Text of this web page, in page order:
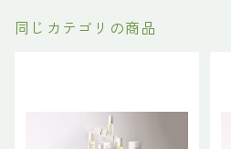
同じカテゴリの商品